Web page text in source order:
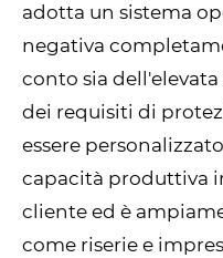
adotta un sistema
negativa
conto sia
dei requisiti di
essere
capacità produttiva
cliente ed è
come riserie e